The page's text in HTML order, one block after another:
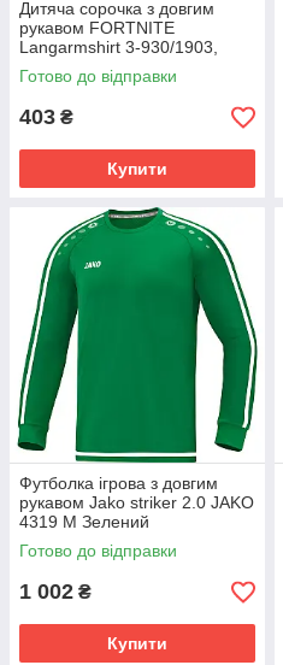
Дитяча сорочка з довгим
рукавом FORTNITE
Langarmshirt 3-930/1903,
Чорний, Розмір (EU) - 176cm
Готово до відправки
403 ₴
Купити
Футболка ігрова з довгим
рукавом Jako striker 2.0 JAKO
4319 M Зелений
(4059562253139) 4319-06
Готово до відправки
1 002 ₴
Купити